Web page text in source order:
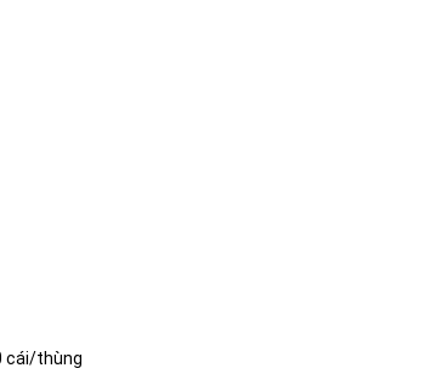
cái/thùng